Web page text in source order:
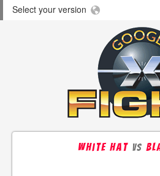
Select your version
white hat vs